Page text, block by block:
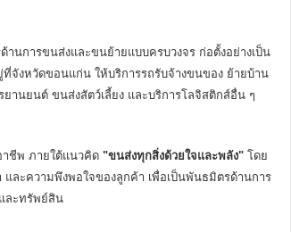
านการขนส่งและขนย้ายแบบครบวงจร ก่อตั้งอย่างเป็น
จังหวัดขอนแก่น ให้บริการรถรับจ้างขนของ ย้ายบ้าน
นยนต์ ขนส่งสัตว์เลี้ยง และบริการโลจิสติกส์อื่น ๆ
าชีพ ภายใต้แนวคิด "ขนส่งทุกสิ่งด้วยใจและพลัง" โดย
ละความพึงพอใจของลูกค้า เพื่อเป็นพันธมิตรด้านการ
ละทรัพย์สิน